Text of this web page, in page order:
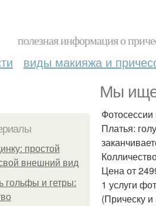
полезная информация о
виды макияжа и
Мы
простой
внешний вид
гольфы и гетры:
Платья:
Цена от
1 услуги
(Прическу